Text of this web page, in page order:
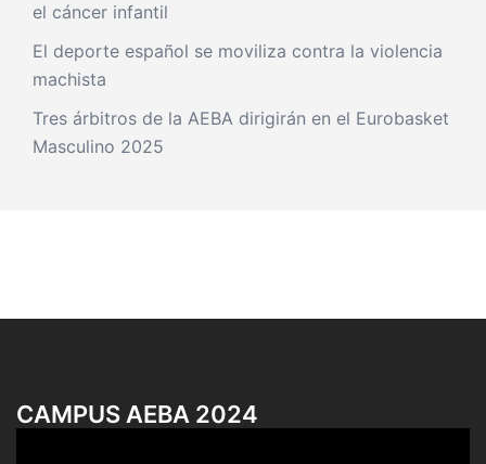
el cáncer infantil
El deporte español se moviliza contra la violencia
machista
Tres árbitros de la AEBA dirigirán en el Eurobasket
Masculino 2025
CAMPUS AEBA 2024